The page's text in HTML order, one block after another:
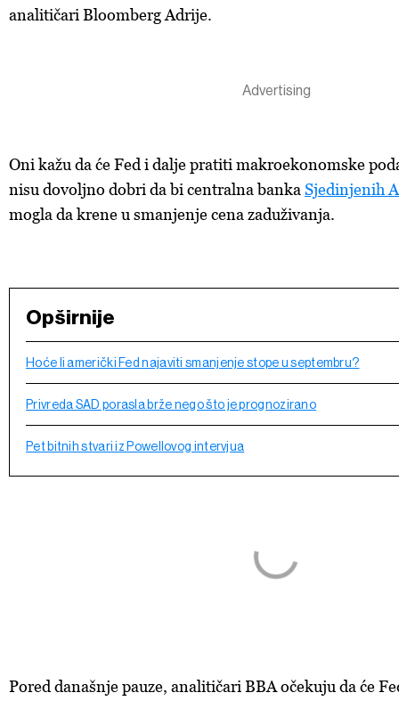
analitičari Bloomberg Adrije.
Oni kažu da će Fed i dalje pratiti makroekonomske
nisu dovoljno dobri da bi centralna banka Sjedinjenih
mogla da krene u smanjenje cena zaduživanja.
Opširnije
Hoće li američki Fed najaviti smanjenje stope u septembru?
Privreda SAD porasla brže nego što je prognozirano
Pet bitnih stvari iz Powellovog intervjua
Pored današnje pauze, analitičari BBA očekuju da će